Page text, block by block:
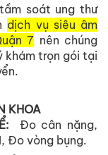
soát ung thư
dịch vụ siêu âm
7 nên chúng
khám trọn gói tại
KHOA
Đo cân nặng,
Đo vòng bụng.